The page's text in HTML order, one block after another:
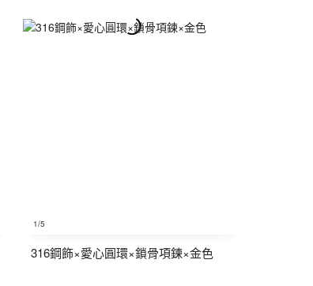
1/5
316鋼飾×愛心圓環×鎖骨項鍊×金色